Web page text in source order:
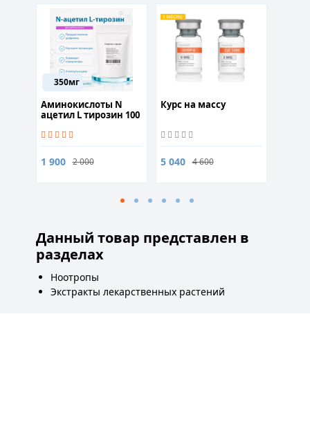
350мг
Аминокислоты N
ацетил L тирозин 100
1 900 2 000
Курс на массу
5 040 4 600
Данный товар представлен в
разделах
Ноотропы
Экстракты лекарственных растений